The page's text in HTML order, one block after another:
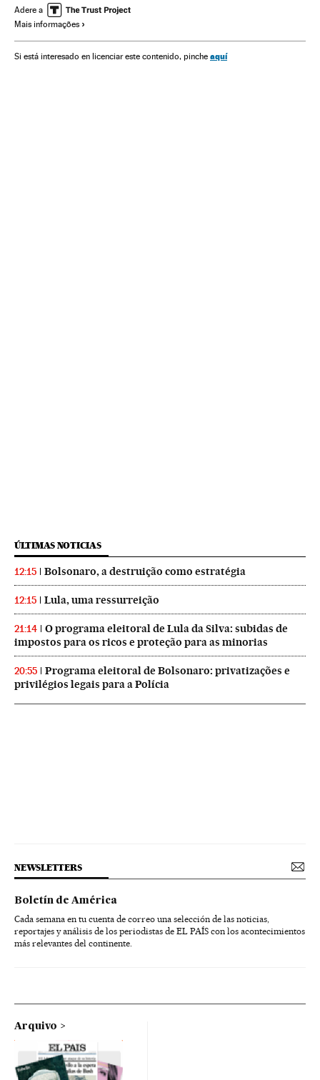
Financiamento partidos Corrupção
Casos judiciais
Delitos América Política Justiça
Adere a
Mais informações
Si está interesado en licenciar este contenido, pinche aquí
ÚLTIMAS NOTICIAS
12:15 Bolsonaro, a destruição como estratégia
12:15 Lula, uma ressurreição
21:14
O programa eleitoral de Lula da Silva: subidas de
impostos para os ricos e proteção para as minorias
20:55
Programa eleitoral de Bolsonaro: privatizações e
privilégios legais para a Polícia
NEWSLETTERS
Boletín de América
Cada semana en tu cuenta de correo una selección de las noticias,
reportajes y análisis de los periodistas de EL PAÍS con los acontecimientos
más relevantes del continente.
Arquivo